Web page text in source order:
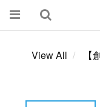
View All 【